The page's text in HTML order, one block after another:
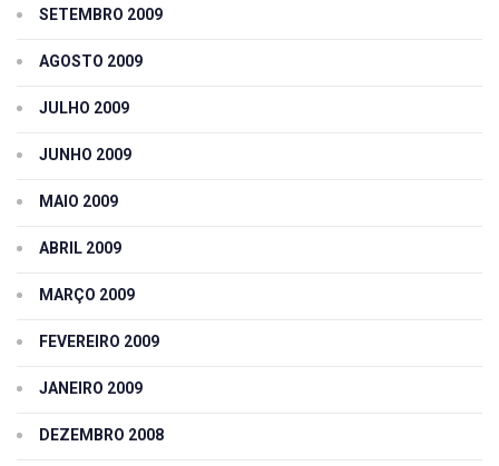
SETEMBRO 2009
AGOSTO 2009
JULHO 2009
JUNHO 2009
MAIO 2009
ABRIL 2009
MARÇO 2009
FEVEREIRO 2009
JANEIRO 2009
DEZEMBRO 2008